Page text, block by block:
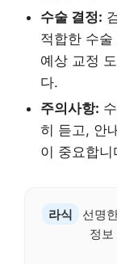
수술 결정:
적합한 수
예상 교정
다.
주의사항:
히 듣고, 안
이 중요합니
라식
선명
정